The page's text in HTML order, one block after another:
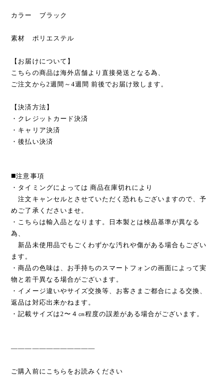
カラー ブラック
素材 ポリエステル
【お届けについて】
こちらの商品は海外店舗より直接発送となる為、
ご注文から2週間～4週間 前後でお届け致します。
【決済方法】
・クレジットカード決済
・キャリア決済
・後払い決済
◼️注意事項
・タイミングによっては 商品在庫切れにより
注文キャンセルとさせていただく恐れもございますので、予
めご了承くださいませ。
・こちらは輸入品となります。日本製とは検品基準が異なる
為、
新品未使用品でもごくわずかな汚れや傷がある場合もござい
ます。
・商品の色味は、お手持ちのスマートフォンの画面によって実
物と若干異なる場合がございます。
・イメージ違いやサイズ交換等、お客さまご都合による交換、
返品は対応出来かねます。
・記載サイズは2〜４㎝程度の誤差がある場合がございます。
————————————
ご購入前にこちらをお読みください